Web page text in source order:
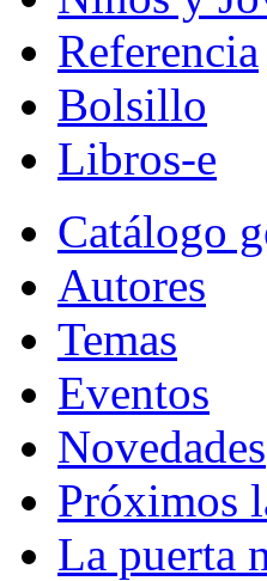
Referencia
Bolsillo
Libros-e
Catálogo
Autores
Temas
Eventos
Novedades
Próximos
La puerta